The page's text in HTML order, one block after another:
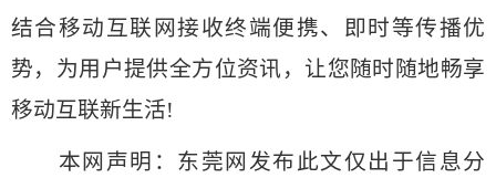
结合移动互联网接收终端便携、即时等传播优
势，为用户提供全方位资讯，让您随时随地畅享
移动互联新生活!
本网声明：东莞网发布此文仅出于信息分